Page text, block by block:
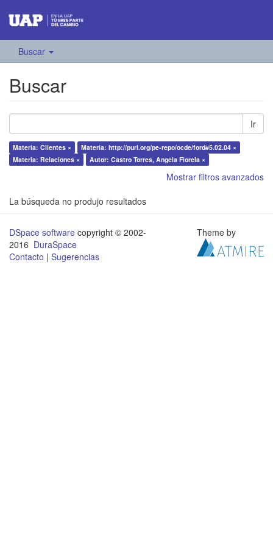
Buscar
Buscar
Ir
Materia: Clientes ×
Materia: http://purl.org/pe-repo/ocde/ford#5.02.04 ×
Materia: Relaciones ×
Autor: Castro Torres, Angela Fiorela ×
Mostrar filtros avanzados
La búsqueda no produjo resultados
DSpace software copyright © 2002-
2016 DuraSpace
Contacto | Sugerencias
Theme by